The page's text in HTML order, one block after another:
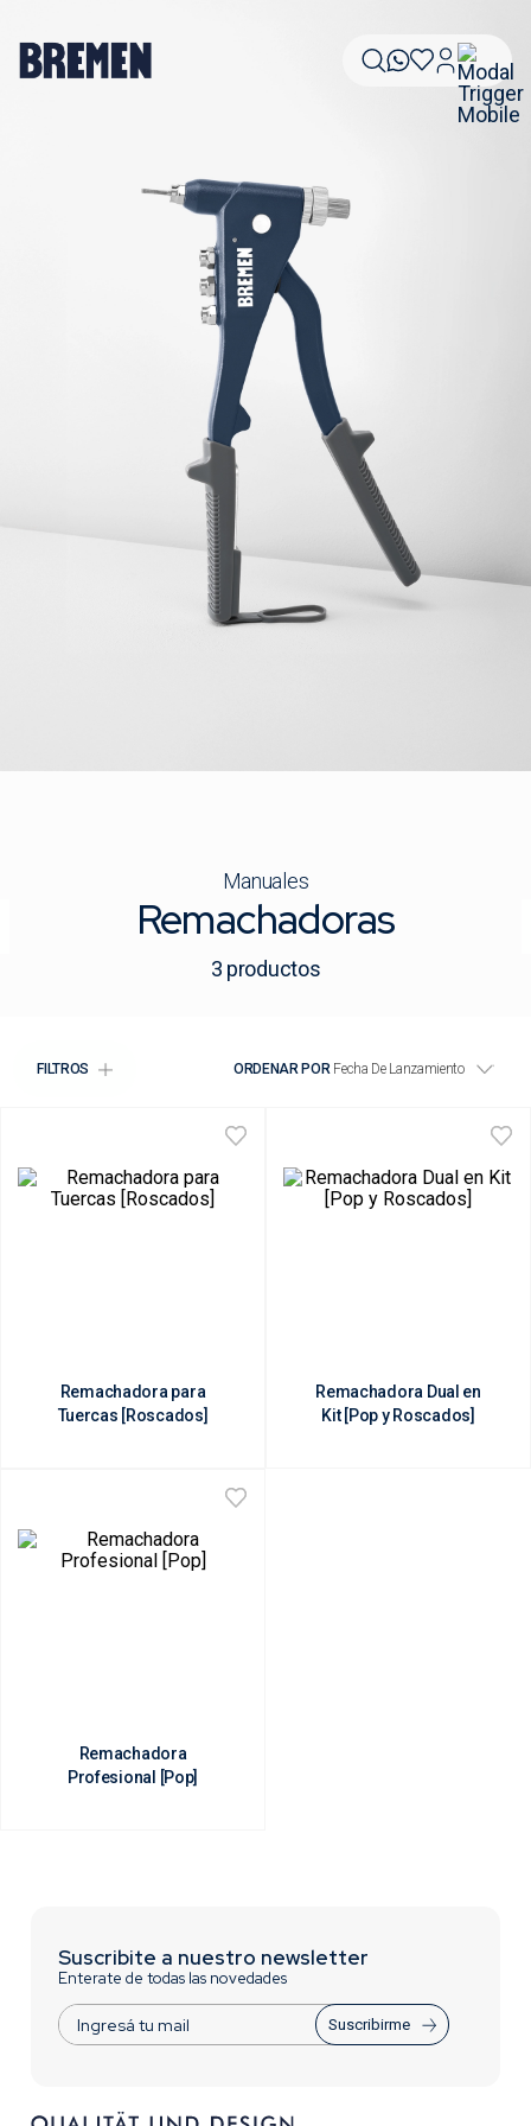
Manuales
Remachadoras
3 productos
FILTROS ORDENAR POR Fecha De Lanzamiento
Remachadora para
Tuercas [Roscados]
Remachadora Dual en
Kit [Pop y Roscados]
Remachadora
Profesional [Pop]
Suscribite a nuestro newsletter
Enterate de todas las novedades
Suscribirme